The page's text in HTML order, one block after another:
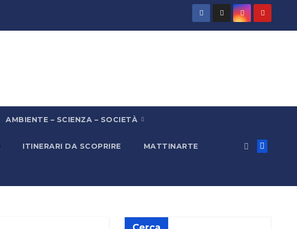
AMBIENTE – SCIENZA – SOCIETÀ
ITINERARI DA SCOPRIRE MATTINARTE